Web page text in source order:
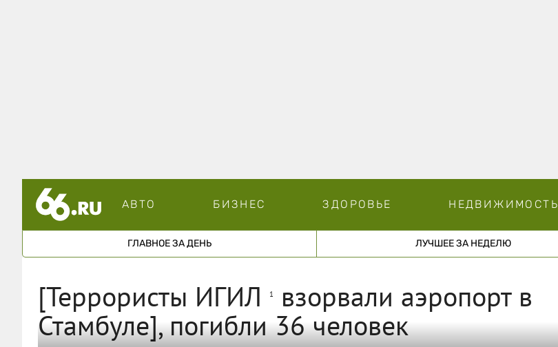
АВТО БИЗНЕС ЗДОРОВЬЕ НЕДВИЖИМОСТЬ
ГЛАВНОЕ ЗА ДЕНЬ ЛУЧШЕЕ ЗА НЕДЕЛЮ
[Террористы ИГИЛ 1
взорвали аэропорт в
Стамбуле], погибли 36 человек